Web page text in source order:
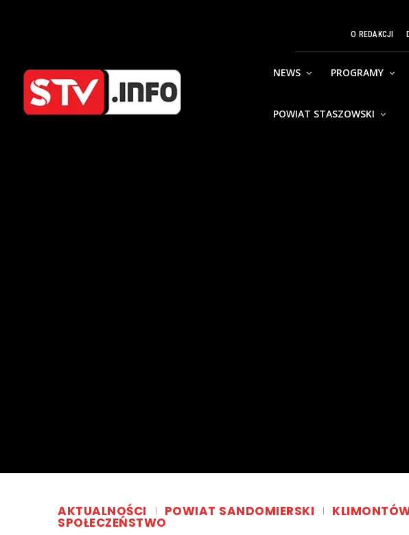
O REDAKCJI
NEWS PROGRAMY
POWIAT STASZOWSKI
AKTUALNOŚCI POWIAT SANDOMIERSKI
SPOŁECZEŃSTWO